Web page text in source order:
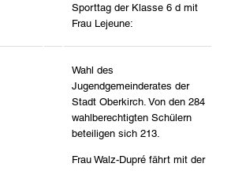
Sporttag der Klasse 6 d mit
Frau Lejeune:
Wahl des
Jugendgemeinderates der
Stadt Oberkirch. Von den 284
wahlberechtigten Schülern
beteiligen sich 213.
Frau Walz-Dupré fährt mit der